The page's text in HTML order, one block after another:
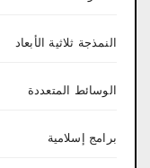
النمذجة ثلاثية الأبعاد
الوسائط المتعددة
برامج إسلامية